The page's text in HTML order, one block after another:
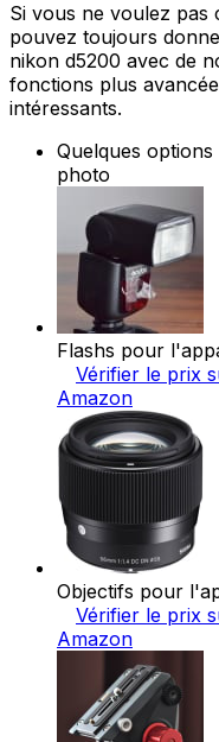
Si vous ne voulez
pouvez toujours
nikon d5200 avec de
fonctions plus
intéressants.
Quelques
photo
Flashs pour
Vérifier le prix
Amazon
Objectifs pour
Vérifier le prix
Amazon